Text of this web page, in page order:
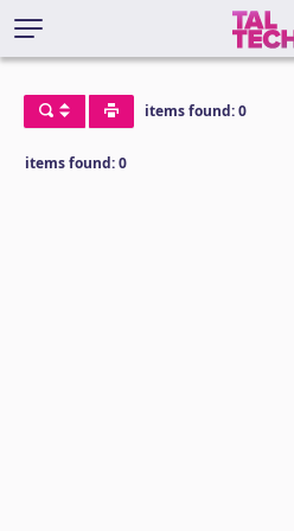
items found: 0
items found: 0